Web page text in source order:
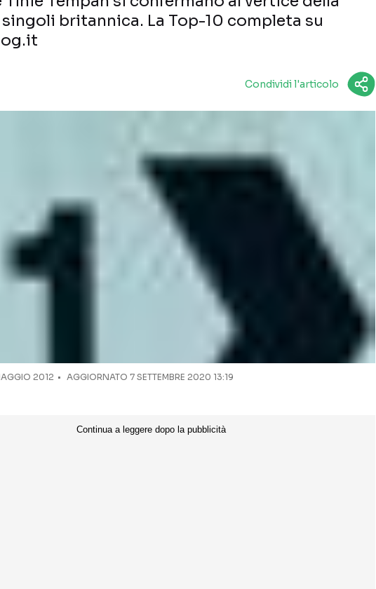
britannica. La Top-10 completa su
Condividi l'articolo
2012 AGGIORNATO 7 SETTEMBRE 2020 13:19